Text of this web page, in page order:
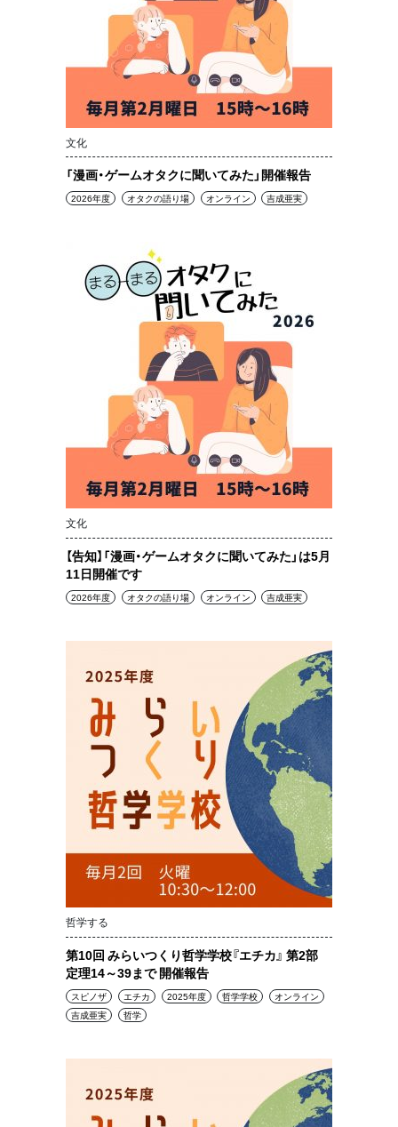
文化
「漫画・ゲームオタクに聞いてみた」開催報告
2026年度 オタクの語り場 オンライン 吉成亜実
文化
【告知】「漫画・ゲームオタクに聞いてみた」は5月
11日開催です
2026年度 オタクの語り場 オンライン 吉成亜実
哲学する
第10回 みらいつくり哲学学校『エチカ』 第2部
定理14～39まで 開催報告
スピノザ エチカ 2025年度 哲学学校
オンライン
吉成亜実
哲学